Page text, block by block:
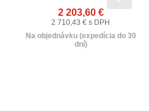
2 203,60 €
2 710,43 € s DPH
Na objednávku (expedícia do 30
dní)